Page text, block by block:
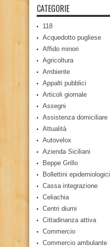
CATEGORIE
118
Acquedotto pugliese
Affido minori
Agricoltura
Ambiente
Appalti pubblici
Articoli giornale
Assegni
Assistenza domiciliare
Attualità
Autovelox
Azienda Siciliani
Beppe Grillo
Bollettini epidemiologici
Cassa integrazione
Celiachia
Centri diurni
Cittadinanza attiva
Commercio
Commercio ambulante